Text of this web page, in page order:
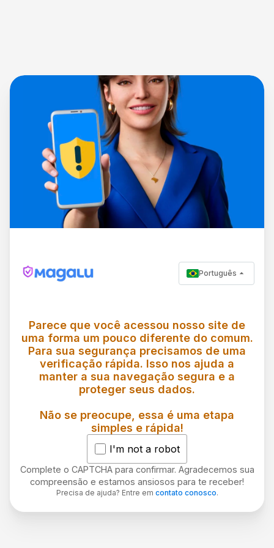
Português
Parece que você acessou nosso site de
uma forma um pouco diferente do comum.
Para sua segurança precisamos de uma
verificação rápida. Isso nos ajuda a
manter a sua navegação segura e a
proteger seus dados.
Não se preocupe, essa é uma etapa
simples e rápida!
I'm not a robot
Complete o CAPTCHA para confirmar. Agradecemos sua
compreensão e estamos ansiosos para te receber!
Precisa de ajuda? Entre em contato conosco.